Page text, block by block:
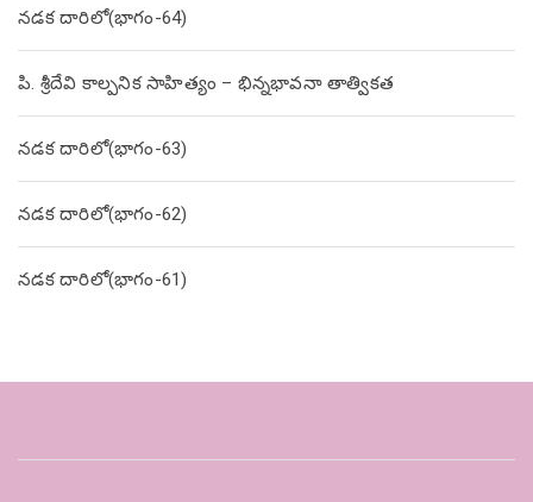
నడక దారిలో(భాగం-64)
పి. శ్రీదేవి కాల్పనిక సాహిత్యం – భిన్నభావనా తాత్వికత
నడక దారిలో(భాగం-63)
నడక దారిలో(భాగం-62)
నడక దారిలో(భాగం-61)